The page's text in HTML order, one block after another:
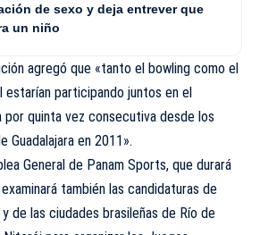
de sexo y deja entrever que
un niño
agregó que «tanto el bowling como el
estarían participando juntos en el
por quinta vez consecutiva desde los
Guadalajara en 2011».
General de Panam Sports, que durará
también las candidaturas de
de las ciudades brasileñas de Río de